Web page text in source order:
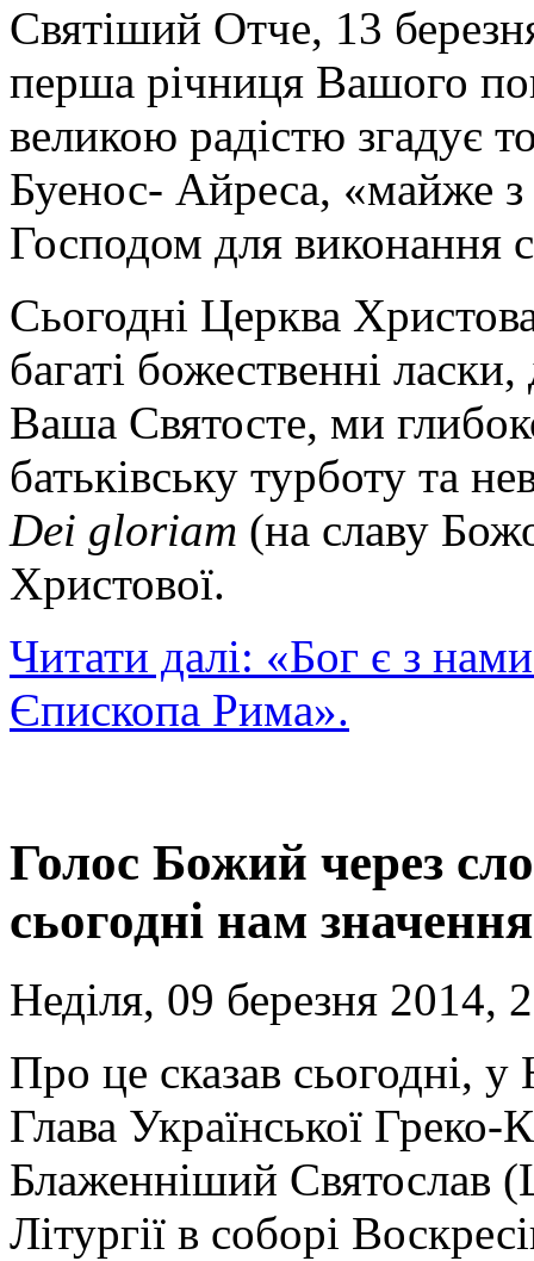
Святіший Отче, 13
перша річниця Вашого
великою радістю згадує
Буенос- Айреса, «майже з
Господом для виконання
Сьогодні Церква
багаті божественні
Ваша Святосте, ми
батьківську турботу та
Dei gloriam (на славу
Христової.
Читати далі: «Бог є з
Єпископа Рима».
Голос Божий через
сьогодні нам
Неділя, 09 березня 2014,
Про це сказав сьогодні,
Глава Української Греко-
Блаженніший Святослав
Літургії в соборі